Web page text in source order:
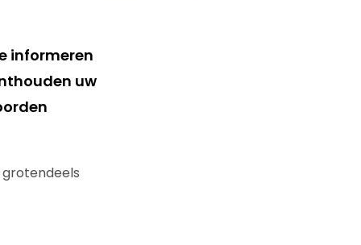
informeren
uw